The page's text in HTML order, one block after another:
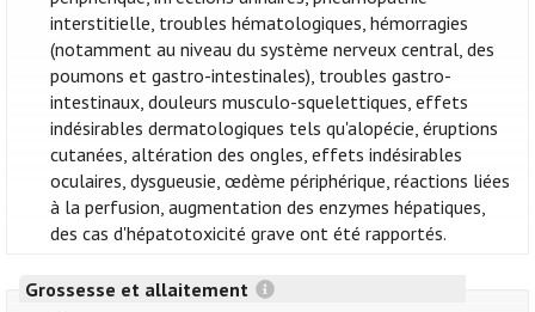
interstitielle, troubles hématologiques, hémorragies
(notamment au niveau du système nerveux central, des
poumons et gastro-intestinales), troubles gastro-
intestinaux, douleurs musculo-squelettiques, effets
indésirables dermatologiques tels qu'alopécie, éruptions
cutanées, altération des ongles, effets indésirables
oculaires, dysgueusie, œdème périphérique, réactions liées
à la perfusion, augmentation des enzymes hépatiques,
des cas d'hépatotoxicité grave ont été rapportés.
Grossesse et allaitement